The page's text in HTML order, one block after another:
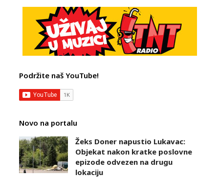
Podržite naš YouTube!
Novo na portalu
Žeks Doner napustio Lukavac:
Objekat nakon kratke poslovne
epizode odvezen na drugu
lokaciju